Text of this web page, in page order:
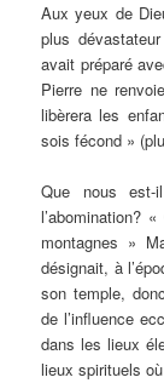
Aux yeux de
plus
avait préparé
Pierre ne
libèrera les
sois fécond »
Que nous
l’abomination?
montagnes »
désignait, à
son temple,
de l’influence
dans les lieux
lieux spirituels